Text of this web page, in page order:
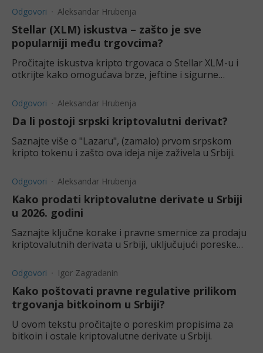
Odgovori Aleksandar Hrubenja
Stellar (XLM) iskustva – zašto je sve
popularniji među trgovcima?
Pročitajte iskustva kripto trgovaca o Stellar XLM-u i
otkrijte kako omogućava brze, jeftine i sigurne
Odgovori Aleksandar Hrubenja
Da li postoji srpski kriptovalutni derivat?
Saznajte više o "Lazaru", (zamalo) prvom srpskom
kripto tokenu i zašto ova ideja nije zaživela u Srbiji.
Odgovori Aleksandar Hrubenja
Kako prodati kriptovalutne derivate u Srbiji
u 2026. godini
Saznajte ključne korake i pravne smernice za prodaju
kriptovalutnih derivata u Srbiji, uključujući poreske
Odgovori Igor Zagradanin
Kako poštovati pravne regulative prilikom
trgovanja bitkoinom u Srbiji?
U ovom tekstu pročitajte o poreskim propisima za
bitkoin i ostale kriptovalutne derivate u Srbiji.